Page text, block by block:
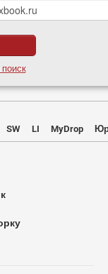
SW LI MyDrop